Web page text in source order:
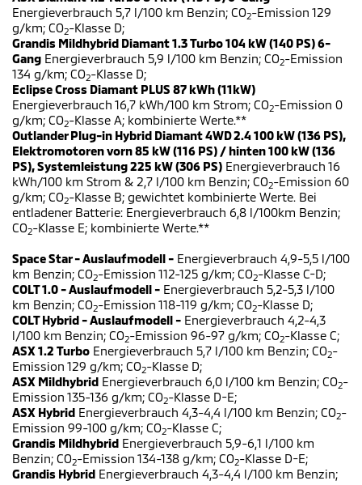
Energieverbrauch 5,7 l/100 km Benzin; CO2-Emission 129
g/km; CO2-Klasse D;
Grandis Mildhybrid Diamant 1.3 Turbo 104 kW (140 PS) 6-
Gang Energieverbrauch 5,9 l/100 km Benzin; CO2-Emission
134 g/km; CO2-Klasse D;
Eclipse Cross Diamant PLUS 87 kWh (11kW)
Energieverbrauch 16,7 kWh/100 km Strom; CO2-Emission 0
g/km; CO2-Klasse A; kombinierte Werte.**
Outlander Plug-in Hybrid Diamant 4WD 2.4 100 kW (136 PS),
Elektromotoren vorn 85 kW (116 PS) / hinten 100 kW (136
PS), Systemleistung 225 kW (306 PS) Energieverbrauch 16
kWh/100 km Strom & 2,7 l/100 km Benzin; CO2-Emission 60
g/km; CO2-Klasse B; gewichtet kombinierte Werte. Bei
entladener Batterie: Energieverbrauch 6,8 l/100km Benzin;
CO2-Klasse E; kombinierte Werte.**
Space Star - Auslaufmodell - Energieverbrauch 4,9-5,5 l/100
km Benzin; CO2-Emission 112-125 g/km; CO2-Klasse C-D;
COLT 1.0 - Auslaufmodell - Energieverbrauch 5,2-5,3 l/100
km Benzin; CO2-Emission 118-119 g/km; CO2-Klasse D;
COLT Hybrid - Auslaufmodell - Energieverbrauch 4,2-4,3
l/100 km Benzin; CO2-Emission 96-97 g/km; CO2-Klasse C;
ASX 1.2 Turbo Energieverbrauch 5,7 l/100 km Benzin; CO2-
Emission 129 g/km; CO2-Klasse D;
ASX Mildhybrid Energieverbrauch 6,0 l/100 km Benzin; CO2-
Emission 135-136 g/km; CO2-Klasse D-E;
ASX Hybrid Energieverbrauch 4,3-4,4 l/100 km Benzin; CO2-
Emission 99-100 g/km; CO2-Klasse C;
Grandis Mildhybrid Energieverbrauch 5,9-6,1 l/100 km
Benzin; CO2-Emission 134-138 g/km; CO2-Klasse D-E;
Grandis Hybrid Energieverbrauch 4,3-4,4 l/100 km Benzin;